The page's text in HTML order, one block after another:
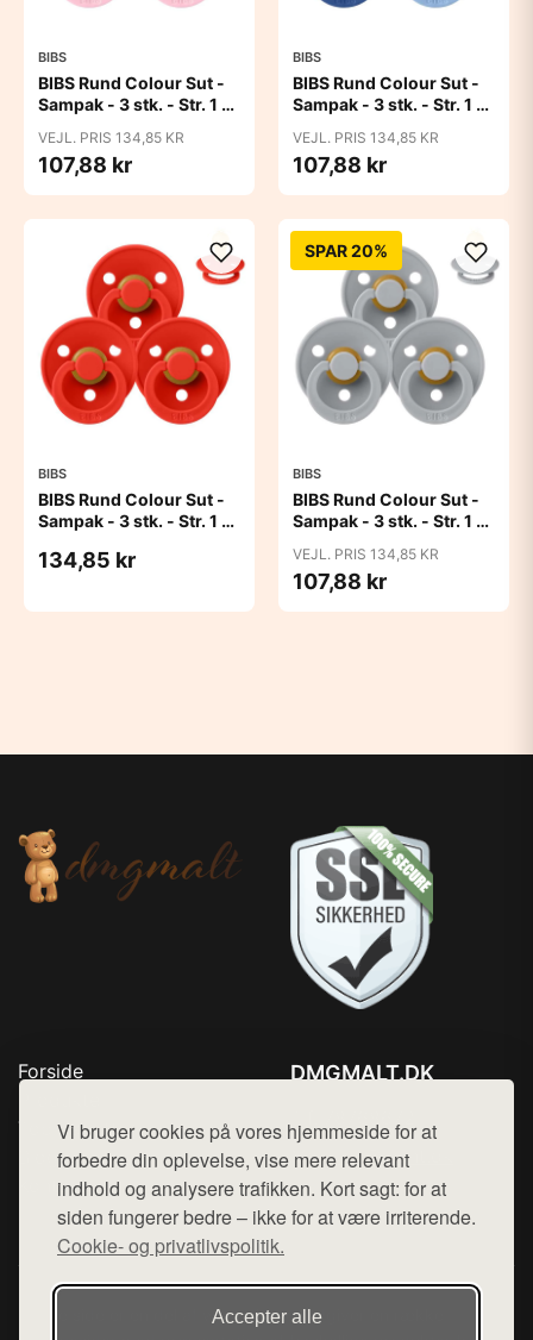
Vi bruger cookies på vores hjemmeside for at
forbedre din oplevelse, vise mere relevant
indhold og analysere trafikken. Kort sagt: for at
siden fungerer bedre – ikke for at være irriterende.
Cookie- og privatlivspolitik.
Accepter alle
BIBS
BIBS Rund Colour Sut -
Sampak - 3 stk. - Str. 1 -
VEJL. PRIS 134,85 KR
107,88 kr
BIBS
BIBS Rund Colour Sut -
Sampak - 3 stk. - Str. 1 -
VEJL. PRIS 134,85 KR
107,88 kr
BIBS
BIBS Rund Colour Sut -
Sampak - 3 stk. - Str. 1 -
134,85 kr
SPAR 20%
BIBS
BIBS Rund Colour Sut -
Sampak - 3 stk. - Str. 1 -
VEJL. PRIS 134,85 KR
107,88 kr
Forside
Top Rabatter
Blog
Kontakt
DMGMALT.DK
Mail: hej@want.dk
Cookie- og privatlivspolitik
Denne side er en del af want.dk, der udgiver en række